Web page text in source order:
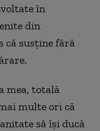
în
din
că susține fără
mea, totală
multe ori că
să își ducă